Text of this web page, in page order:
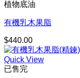
植物底油
有機乳木果脂
$440.00
Quick View
已售完